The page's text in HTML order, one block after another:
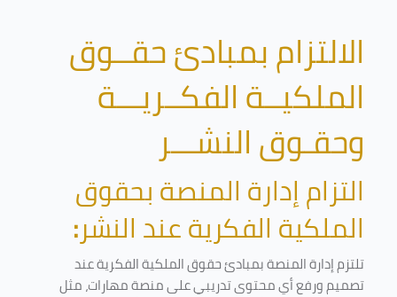
الالتزام بمبادئ حقــوق
الملكيــة الفكــريـــة
وحقـوق النشـــر
التزام إدارة المنصة بحقوق
الملكية الفكرية عند النشر:
تلتزم إدارة المنصة بمبادئ حقوق الملكية الفكرية عند
تصميم ورفع أي محتوى تدريبي على منصة مهارات، مثل